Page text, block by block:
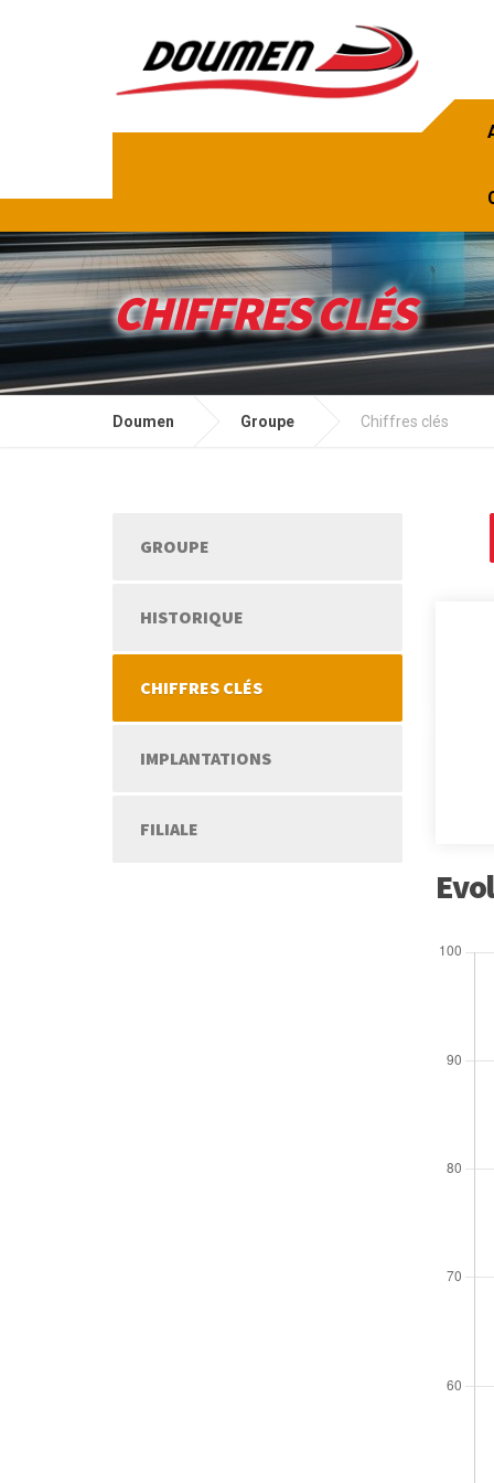
CHIFFRES CLÉS
Doumen Groupe Chiffres clés
GROUPE
HISTORIQUE
CHIFFRES CLÉS
IMPLANTATIONS
FILIALE